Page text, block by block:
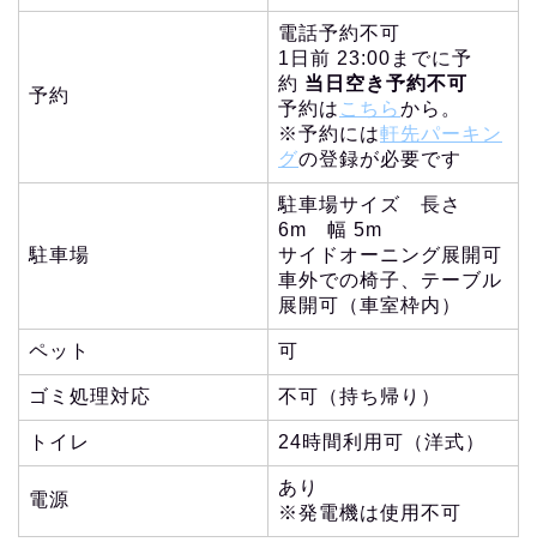
予約
電話予約不可
1日前 23:00までに予
約 当日空き予約不可
予約は こちらから。
※予約には軒先パーキン
グの登録が必要です
駐車場
駐車場サイズ 長さ
6m 幅 5m
サイドオーニング展開可
車外での椅子、テーブル
展開可（車室枠内）
ペット 可
ゴミ処理対応 不可（持ち帰り）
トイレ 24時間利用可（洋式）
電源
あり
※発電機は使用不可